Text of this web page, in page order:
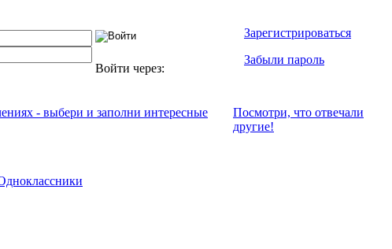
Войти через:
Зарегистрироваться
Забыли пароль
- выбери и заполни интересные
Посмотри, что отвeчали
другие!